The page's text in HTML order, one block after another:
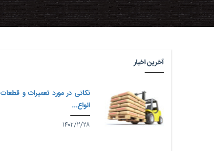
آخرین اخبار
نکاتی در مورد تعمیرات و قطعات
انواع...
۱۴۰۲/۲/۲۸